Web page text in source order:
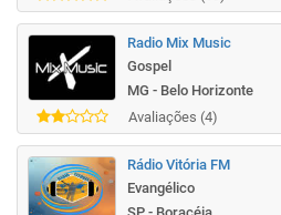
Radio Mix Music
Gospel
MG - Belo Horizonte
Avaliações (4)
Rádio Vitória FM
Evangélico